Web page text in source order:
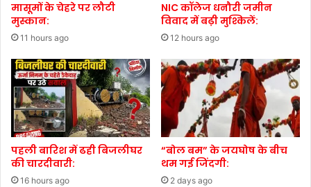
मासूमों के चेहरे पर लौटी
मुस्कान:
11 hours ago
NIC कॉलेज धनौरी जमीन
विवाद में बढ़ी मुश्किलें:
12 hours ago
पहली बारिश में ढही बिजलीघर
की चारदीवारी:
16 hours ago
“बोल बम” के जयघोष के बीच
थम गई जिंदगी:
2 days ago